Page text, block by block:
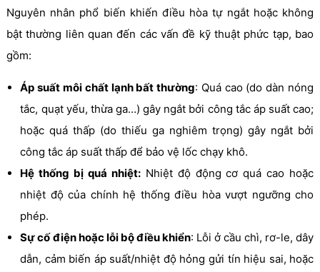
Nguyên nhân phổ biến khiến điều hòa tự ngắt hoặc không
bật thường liên quan đến các vấn đề kỹ thuật phức tạp, bao
gồm:
Áp suất môi chất lạnh bất thường: Quá cao (do dàn nóng
tắc, quạt yếu, thừa ga…) gây ngắt bởi công tắc áp suất cao;
hoặc quá thấp (do thiếu ga nghiêm trọng) gây ngắt bởi
công tắc áp suất thấp để bảo vệ lốc chạy khô.
Hệ thống bị quá nhiệt:Nhiệt độ động cơ quá cao hoặc
nhiệt độ của chính hệ thống điều hòa vượt ngưỡng cho
phép.
Sự cố điện hoặc lỗi bộ điều khiển: Lỗi ở cầu chì, rơ-le, dây
dẫn, cảm biến áp suất/nhiệt độ hỏng gửi tín hiệu sai, hoặc